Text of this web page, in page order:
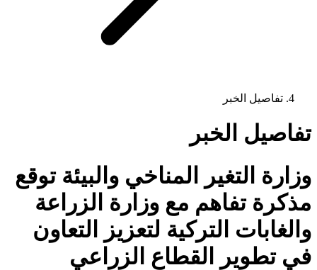
تفاصيل الخبر
تفاصيل الخبر
وزارة التغير المناخي والبيئة توقع
مذكرة تفاهم مع وزارة الزراعة
والغابات التركية لتعزيز التعاون
في تطوير القطاع الزراعي